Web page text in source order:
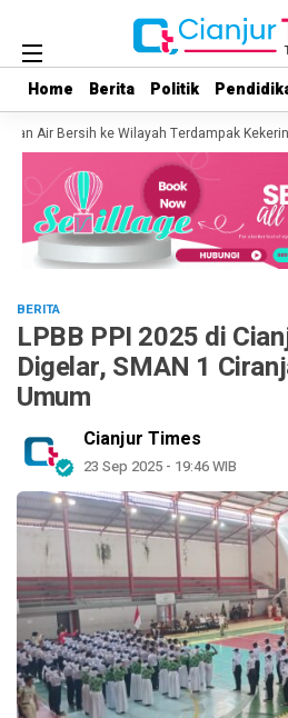
Home Berita Politik
Home Berita Politik
Air Bersih ke Wilayah Terdampak
BERITA
LPBB PPI 2025 di
Digelar, SMAN 1
Umum
Cianjur Times
23 Sep 2025 - 19:46 WIB